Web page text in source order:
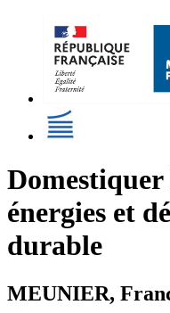
énergies et
durable
MEUNIER,